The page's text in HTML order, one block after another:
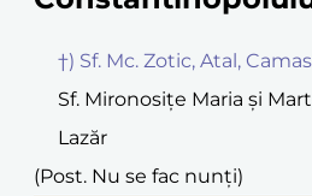
†) Sf. Mc. Zotic, Atal,
Sf. Mironosițe Maria și
Lazăr
(Post. Nu se fac nunți)